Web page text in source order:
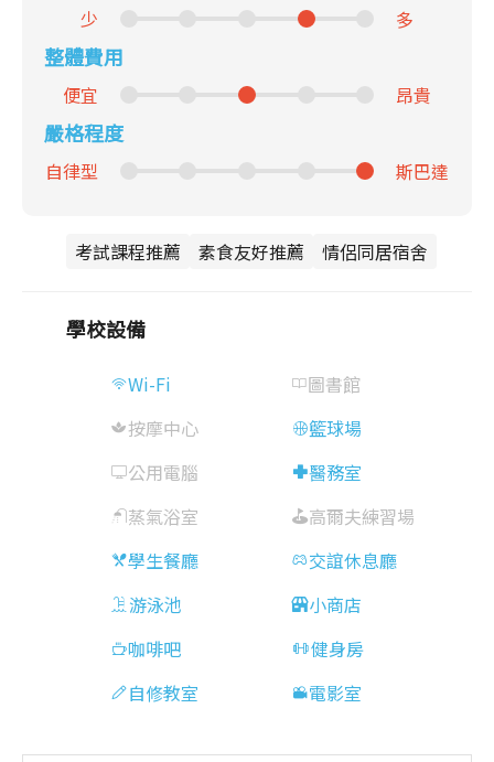
少 多
整體費用
便宜 昂貴
嚴格程度
自律型 斯巴達
考試課程推薦 素食友好推薦 情侶同居宿舍
學校設備
Wi-Fi
圖書館
按摩中心
籃球場
公用電腦
醫務室
蒸氣浴室
高爾夫練習場
學生餐廳
交誼休息廳
游泳池
小商店
咖啡吧
健身房
自修教室
電影室